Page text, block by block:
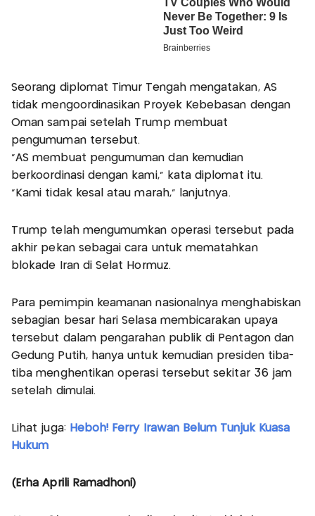
Seorang diplomat Timur Tengah mengatakan, AS
tidak mengoordinasikan Proyek Kebebasan dengan
Oman sampai setelah Trump membuat
pengumuman tersebut.
“AS membuat pengumuman dan kemudian
berkoordinasi dengan kami,” kata diplomat itu.
“Kami tidak kesal atau marah,” lanjutnya.
Trump telah mengumumkan operasi tersebut pada
akhir pekan sebagai cara untuk mematahkan
blokade Iran di Selat Hormuz.
Para pemimpin keamanan nasionalnya menghabiskan
sebagian besar hari Selasa membicarakan upaya
tersebut dalam pengarahan publik di Pentagon dan
Gedung Putih, hanya untuk kemudian presiden tiba-
tiba menghentikan operasi tersebut sekitar 36 jam
setelah dimulai.
Lihat juga: Heboh! Ferry Irawan Belum Tunjuk Kuasa
Hukum
(Erha Aprili Ramadhoni)